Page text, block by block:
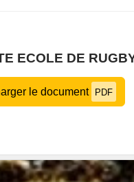
ECOLE DE
le document PDF